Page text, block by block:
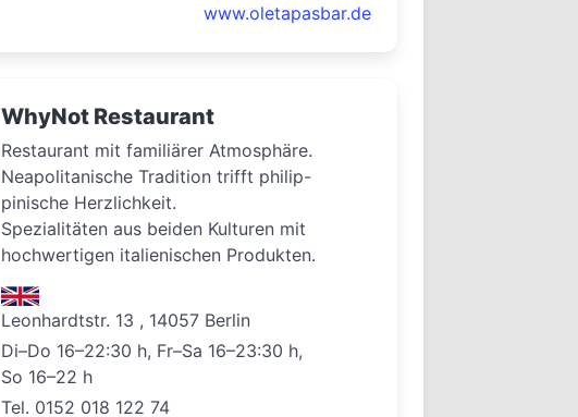
www.oletapasbar.de
WhyNot Restaurant
Restaurant mit familiärer Atmosphäre.
Neapolitanische Tradition trifft philip-
pinische Herzlichkeit.
Spezialitäten aus beiden Kulturen mit
hochwertigen italienischen Produkten.
Leonhardtstr. 13 , 14057 Berlin
Di–Do 16–22:30 h, Fr–Sa 16–23:30 h,
So 16–22 h
Tel. 0152 018 122 74